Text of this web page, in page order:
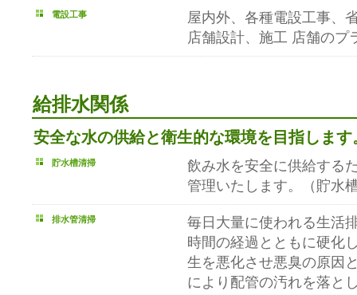
電設工事
屋内外、各種電設工事、
店舗設計、施工 店舗のプ
給排水関係
安全な水の供給と衛生的な環境を目指します
貯水槽清掃
飲み水を安全に供給する
管理いたします。（貯水
排水管清掃
毎日大量に使われる生活
時間の経過とともに硬化
生を悪化させ悪臭の原因
により配管の汚れを落と